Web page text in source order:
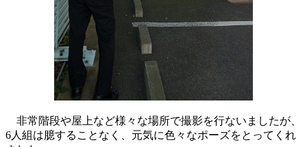
非常階段や屋上など様々な場所で撮影を行ないましたが、
6人組は臆することなく、元気に色々なポーズをとってくれ